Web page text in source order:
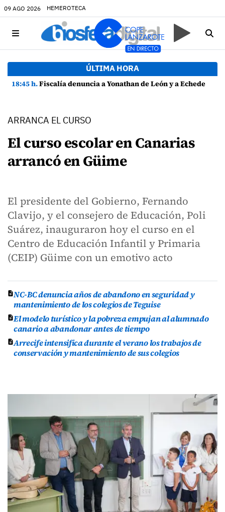
09 AGO 2026 HEMEROTECA
ÚLTIMA HORA
18:45 h.Fiscalía denuncia a Yonathan de León y a Echedey Eugenio por presuntas anomalías en contratos festivos
ARRANCA EL CURSO
El curso escolar en Canarias
arrancó en Güime
El presidente del Gobierno, Fernando
Clavijo, y el consejero de Educación, Poli
Suárez, inauguraron hoy el curso en el
Centro de Educación Infantil y Primaria
(CEIP) Güime con un emotivo acto
NC-BC denuncia años de abandono en seguridad y
mantenimiento de los colegios de Teguise
El modelo turístico y la pobreza empujan al alumnado
canario a abandonar antes de tiempo
Arrecife intensifica durante el verano los trabajos de
conservación y mantenimiento de sus colegios